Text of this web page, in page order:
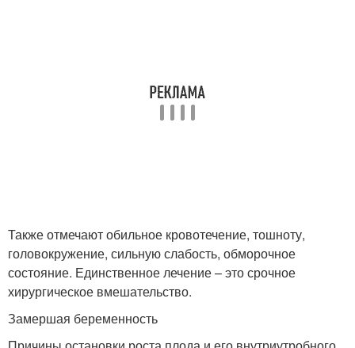
Также отмечают обильное кровотечение, тошноту,
головокружение, сильную слабость, обморочное
состояние. Единственное лечение – это срочное
хирургическое вмешательство.
Замершая беременность